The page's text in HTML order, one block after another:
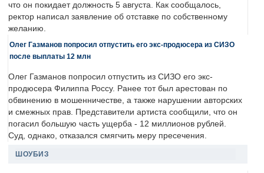
что он покидает должность 5 августа. Как сообщалось,
ректор написал заявление об отставке по собственному
желанию.
Олег Газманов попросил отпустить его экс-продюсера из СИЗО
после выплаты 12 млн
Олег Газманов попросил отпустить из СИЗО его экс-
продюсера Филиппа Россу. Ранее тот был арестован по
обвинению в мошенничестве, а также нарушении авторских
и смежных прав. Представители артиста сообщили, что он
погасил большую часть ущерба - 12 миллионов рублей.
Суд, однако, отказался смягчить меру пресечения.
ШОУБИЗ